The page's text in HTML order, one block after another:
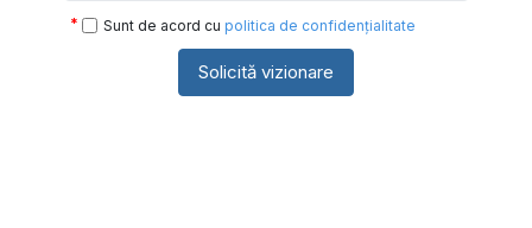
Sunt de acord cu politica de confidențialitate
Solicită vizionare